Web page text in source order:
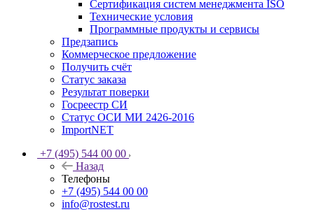
Сертификация систем менеджмента ISO
Технические условия
Программные продукты и сервисы
Предзапись
Коммерческое предложение
Получить счёт
Статус заказа
Результат поверки
Госреестр СИ
Статус ОСИ МИ 2426-2016
ImportNET
+7 (495) 544 00 00
Назад
Телефоны
+7 (495) 544 00 00
info@rostest.ru